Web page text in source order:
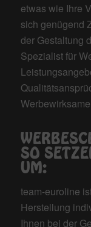
etwas wie Ihre
sich genügend
der Gestaltung
Spezialist für
SO
UM:
team-euroline
Herstellung
Ihnen bei der